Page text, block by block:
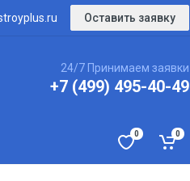
Оставить заявку
24/7 Принимаем заявки
+7 (499) 495-40-49
0 0